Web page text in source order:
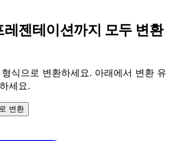
젠테이션까지 모두 변환
식으로 변환하세요. 아래에서 변환 유
세요.
변환